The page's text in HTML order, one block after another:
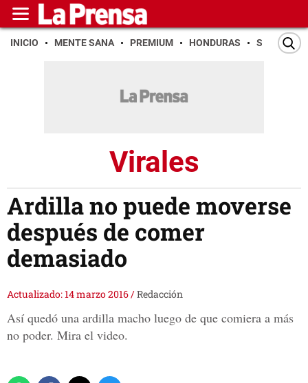
INICIO MENTE SANA PREMIUM HONDURAS SAN PEDRO
Virales
Ardilla no puede moverse
después de comer
demasiado
Actualizado: 14 marzo 2016/Redacción
Así quedó una ardilla macho luego de que comiera a más
no poder. Mira el video.